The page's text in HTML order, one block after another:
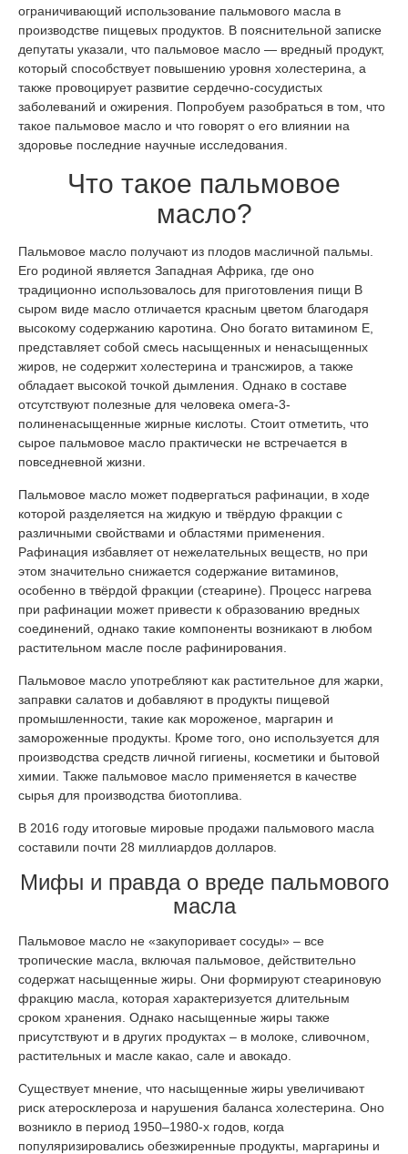
ограничивающий использование пальмового масла в
производстве пищевых продуктов. В пояснительной записке
депутаты указали, что пальмовое масло — вредный продукт,
который способствует повышению уровня холестерина, а
также провоцирует развитие сердечно-сосудистых
заболеваний и ожирения. Попробуем разобраться в том, что
такое пальмовое масло и что говорят о его влиянии на
здоровье последние научные исследования.
Что такое пальмовое
масло?
Пальмовое масло получают из плодов масличной пальмы.
Его родиной является Западная Африка, где оно
традиционно использовалось для приготовления пищи В
сыром виде масло отличается красным цветом благодаря
высокому содержанию каротина. Оно богато витамином Е,
представляет собой смесь насыщенных и ненасыщенных
жиров, не содержит холестерина и трансжиров, а также
обладает высокой точкой дымления. Однако в составе
отсутствуют полезные для человека омега-3-
полиненасыщенные жирные кислоты. Стоит отметить, что
сырое пальмовое масло практически не встречается в
повседневной жизни.
Пальмовое масло может подвергаться рафинации, в ходе
которой разделяется на жидкую и твёрдую фракции с
различными свойствами и областями применения.
Рафинация избавляет от нежелательных веществ, но при
этом значительно снижается содержание витаминов,
особенно в твёрдой фракции (стеарине). Процесс нагрева
при рафинации может привести к образованию вредных
соединений, однако такие компоненты возникают в любом
растительном масле после рафинирования.
Пальмовое масло употребляют как растительное для жарки,
заправки салатов и добавляют в продукты пищевой
промышленности, такие как мороженое, маргарин и
замороженные продукты. Кроме того, оно используется для
производства средств личной гигиены, косметики и бытовой
химии. Также пальмовое масло применяется в качестве
сырья для производства биотоплива.
В 2016 году итоговые мировые продажи пальмового масла
составили почти 28 миллиардов долларов.
Мифы и правда о вреде пальмового
масла
Пальмовое масло не «закупоривает сосуды» – все
тропические масла, включая пальмовое, действительно
содержат насыщенные жиры. Они формируют стеариновую
фракцию масла, которая характеризуется длительным
сроком хранения. Однако насыщенные жиры также
присутствуют и в других продуктах – в молоке, сливочном,
растительных и масле какао, сале и авокадо.
Существует мнение, что насыщенные жиры увеличивают
риск атеросклероза и нарушения баланса холестерина. Оно
возникло в период 1950–1980-х годов, когда
популяризировались обезжиренные продукты, маргарины и